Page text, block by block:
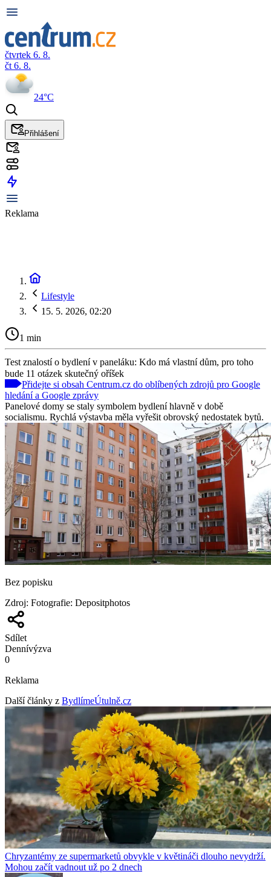
čtvrtek 6. 8.
čt 6. 8.
24°C
Přihlášení
Reklama
Lifestyle
15. 5. 2026, 02:20
1 min
Test znalostí o bydlení v paneláku: Kdo má vlastní dům, pro toho
bude 11 otázek skutečný oříšek
Přidejte si obsah Centrum.cz do oblíbených zdrojů pro Google
hledání a Google zprávy
Panelové domy se staly symbolem bydlení hlavně v době
socialismu. Rychlá výstavba měla vyřešit obrovský nedostatek bytů.
Bez popisku
Zdroj: Fotografie: Depositphotos
Sdílet
Dennívýzva
0
Reklama
Další články z BydlímeÚtulně.cz
Chryzantémy ze supermarketů obvykle v květináči dlouho nevydrží.
Mohou začít vadnout už po 2 dnech